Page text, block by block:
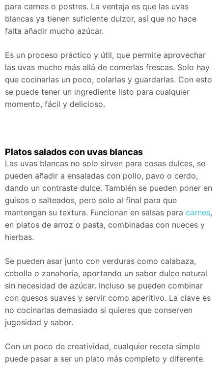
para carnes o postres. La ventaja es que las uvas
blancas ya tienen suficiente dulzor, así que no hace
falta añadir mucho azúcar.
Es un proceso práctico y útil, que permite aprovechar
las uvas mucho más allá de comerlas frescas. Solo hay
que cocinarlas un poco, colarlas y guardarlas. Con esto
se puede tener un ingrediente listo para cualquier
momento, fácil y delicioso.
Platos salados con uvas blancas
Las uvas blancas no solo sirven para cosas dulces, se
pueden añadir a ensaladas con pollo, pavo o cerdo,
dando un contraste dulce. También se pueden poner en
guisos o salteados, pero solo al final para que
mantengan su textura. Funcionan en salsas para carnes,
en platos de arroz o pasta, combinadas con nueces y
hierbas.
Se pueden asar junto con verduras como calabaza,
cebolla o zanahoria, aportando un sabor dulce natural
sin necesidad de azúcar. Incluso se pueden combinar
con quesos suaves y servir como aperitivo. La clave es
no cocinarlas demasiado si quieres que conserven
jugosidad y sabor.
Con un poco de creatividad, cualquier receta simple
puede pasar a ser un plato más completo y diferente.